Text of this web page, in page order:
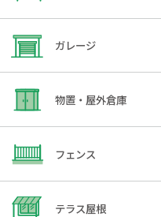
ガレージ
物置・屋外倉庫
フェンス
テラス屋根